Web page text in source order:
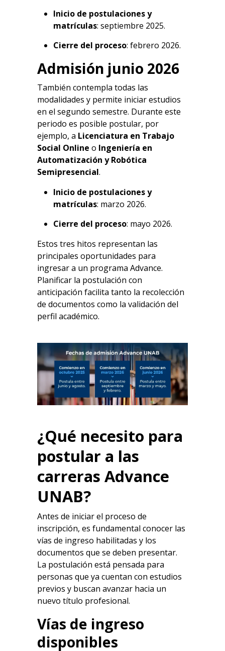
Inicio de postulaciones y
matrículas: septiembre 2025.
Cierre del proceso: febrero 2026.
Admisión junio 2026
También contempla todas las
modalidades y permite iniciar estudios
en el segundo semestre. Durante este
periodo es posible postular, por
ejemplo, a Licenciatura en Trabajo
Social Online o Ingeniería en
Automatización y Robótica
Semipresencial.
Inicio de postulaciones y
matrículas: marzo 2026.
Cierre del proceso: mayo 2026.
Estos tres hitos representan las
principales oportunidades para
ingresar a un programa Advance.
Planificar la postulación con
anticipación facilita tanto la recolección
de documentos como la validación del
perfil académico.
¿Qué necesito para
postular a las
carreras Advance
UNAB?
Antes de iniciar el proceso de
inscripción, es fundamental conocer las
vías de ingreso habilitadas y los
documentos que se deben presentar.
La postulación está pensada para
personas que ya cuentan con estudios
previos y buscan avanzar hacia un
nuevo título profesional.
Vías de ingreso
disponibles